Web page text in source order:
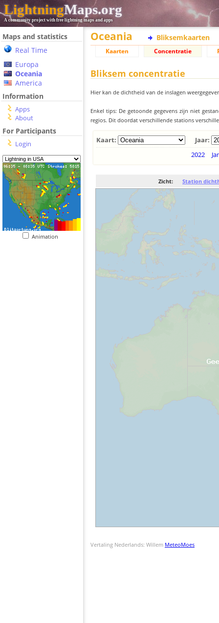
LightningMaps.org
A community project with free lightning maps and apps
Maps and statistics
Real Time
Europa
Oceania
America
Information
Apps
About
For Participants
Login
Animation
Oceania Bliksemkaarten
Kaarten Concentratie
Bliksem concentratie
Hier kan de dichtheid van de inslagen
Enkel tips: De getoonde gegevens zijn niet
regios. Dit doordat verschillende stations
Kaart:
Jaar:
2022
Zicht: Station
Vertaling Nederlands: Willem MeteoMoes